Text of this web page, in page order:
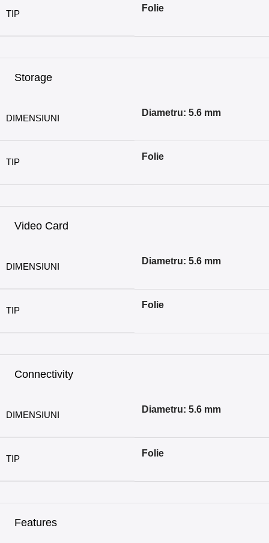
TIP
Folie
Storage
DIMENSIUNI
Diametru: 5.6 mm
TIP
Folie
Video Card
DIMENSIUNI
Diametru: 5.6 mm
TIP
Folie
Connectivity
DIMENSIUNI
Diametru: 5.6 mm
TIP
Folie
Features